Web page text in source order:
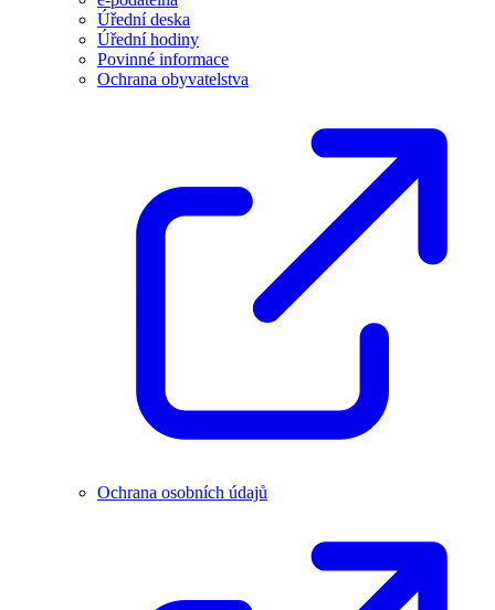
Úřední deska
Úřední hodiny
Povinné informace
Ochrana obyvatelstva
Ochrana osobních údajů